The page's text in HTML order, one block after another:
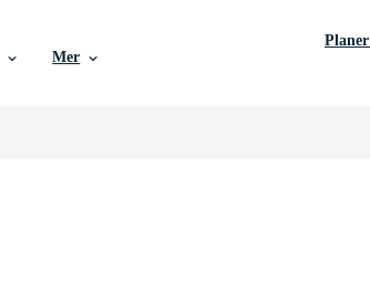
Mer
Planer